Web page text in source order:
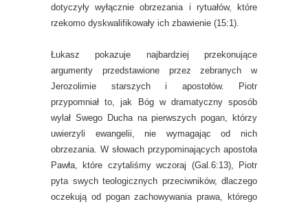
dotyczyły wyłącznie obrzezania i rytuałów, które
rzekomo dyskwalifikowały ich zbawienie (15:1).
Łukasz pokazuje najbardziej przekonujące
argumenty przedstawione przez zebranych w
Jerozolimie starszych i apostołów. Piotr
przypomniał to, jak Bóg w dramatyczny sposób
wylał Swego Ducha na pierwszych pogan, którzy
uwierzyli ewangelii, nie wymagając od nich
obrzezania. W słowach przypominających apostoła
Pawła, które czytaliśmy wczoraj (Gal.6:13), Piotr
pyta swych teologicznych przeciwników, dlaczego
oczekują od pogan zachowywania prawa, którego